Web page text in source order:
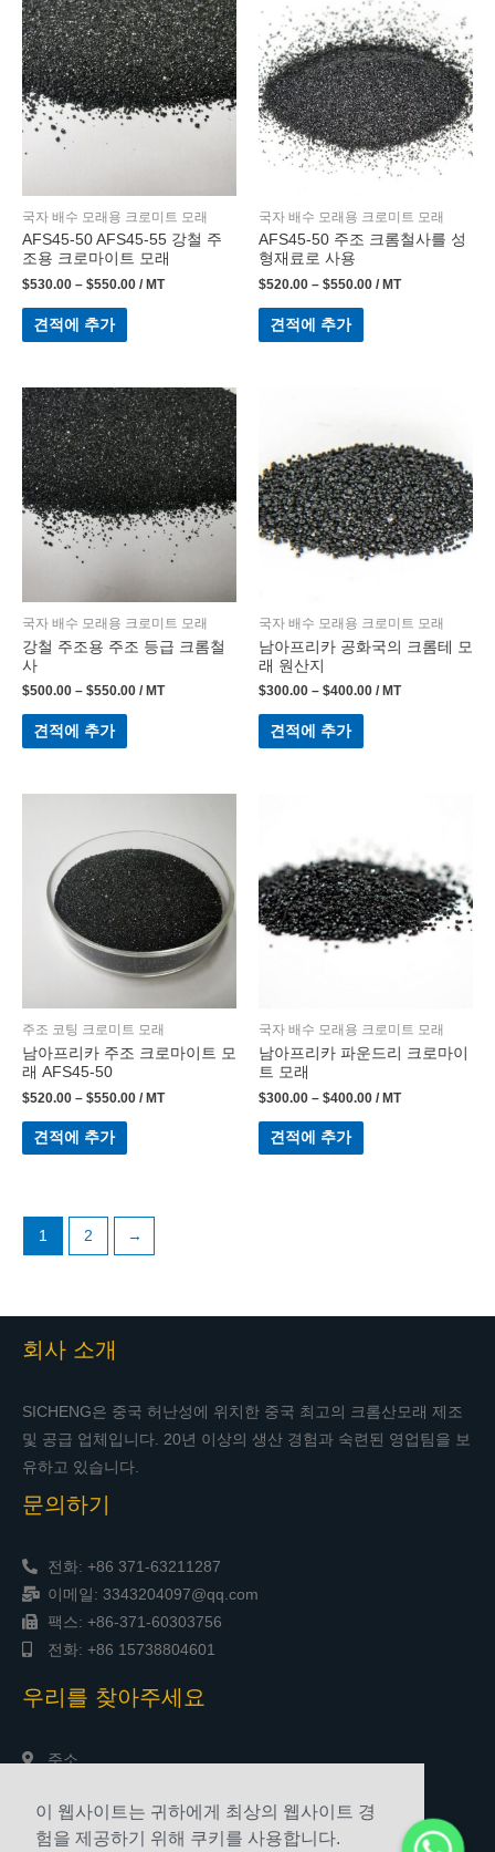
이 웹사이트는 귀하에게 최상의 웹사이트 경
험을 제공하기 위해 쿠키를 사용합니다.
국자 배수 모래용 크로미트 모래
AFS45-50 AFS45-55 강철 주
조용 크로마이트 모래
$530.00 – $550.00 / MT
견적에 추가
국자 배수 모래용 크로미트 모래
AFS45-50 주조 크롬철사를 성
형재료로 사용
$520.00 – $550.00 / MT
견적에 추가
국자 배수 모래용 크로미트 모래
강철 주조용 주조 등급 크롬철
사
$500.00 – $550.00 / MT
견적에 추가
국자 배수 모래용 크로미트 모래
남아프리카 공화국의 크롬테 모
래 원산지
$300.00 – $400.00 / MT
견적에 추가
주조 코팅 크로미트 모래
남아프리카 주조 크로마이트 모
래 AFS45-50
$520.00 – $550.00 / MT
견적에 추가
국자 배수 모래용 크로미트 모래
남아프리카 파운드리 크로마이
트 모래
$300.00 – $400.00 / MT
견적에 추가
1 2 →
회사 소개
SICHENG은 중국 허난성에 위치한 중국 최고의 크롬산모래 제조
및 공급 업체입니다. 20년 이상의 생산 경험과 숙련된 영업팀을 보
유하고 있습니다.
문의하기
전화: +86 371-63211287
이메일: 3343204097@qq.com
팩스: +86-371-60303756
전화: +86 15738804601
우리를 찾아주세요
주소